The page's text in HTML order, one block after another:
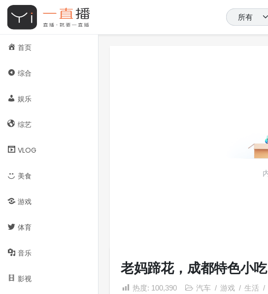
首页
综合
娱乐
综艺
VLOG
美食
游戏
体育
音乐
影视
老妈蹄花，成都特色小
热度: 100,390 汽车 / 游戏 / 生活 /